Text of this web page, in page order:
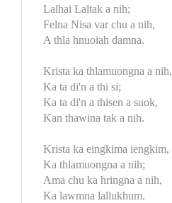
Lalhai Laltak a nih;
Felna Nisa var chu a nih,
A thla hnuoiah damna.
Krista ka thlamuongna a nih,
Ka ta di'n a thi si;
Ka ta di'n a thisen a suok,
Kan thawina tak a nih.
Krista ka eingkima iengkim,
Ka thlamuongna a nih;
Ama chu ka hringna a nih,
Ka lawmna lallukhum.